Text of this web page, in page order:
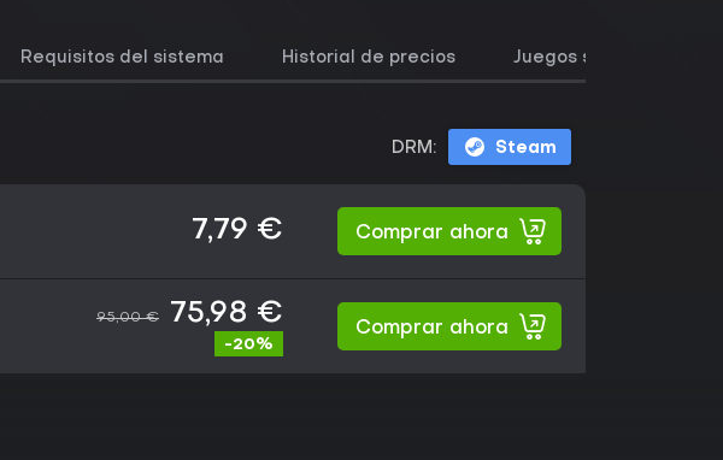
Requisitos del sistema Historial de precios Juegos similares
DRM: Steam
7,79 € Comprar ahora
95,00 € 75,98 €
-20%
Comprar ahora